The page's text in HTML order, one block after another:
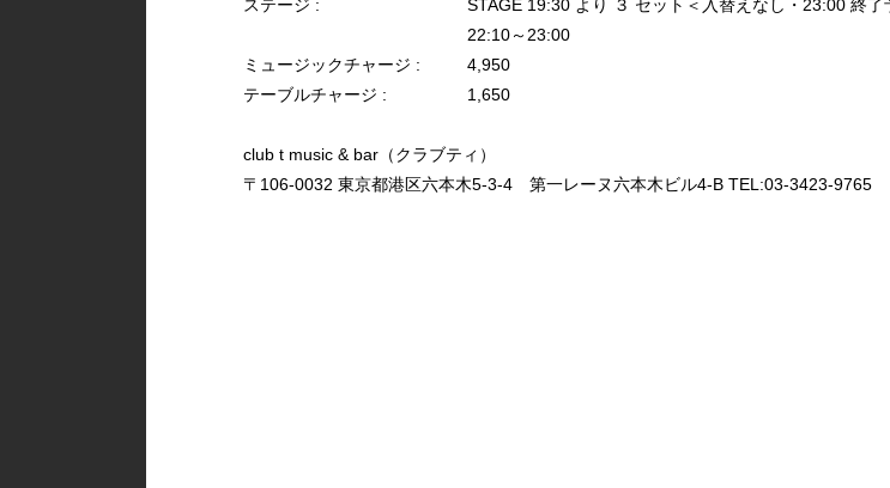
ステージ :
STAGE 19:30 より ３ セット＜入替えなし・23:00 終
22:10～23:00
ミュージックチャージ :
4,950
テーブルチャージ :
1,650
club t music & bar（クラブティ）
〒106-0032 東京都港区六本木5-3-4 第一レーヌ六本木ビル4-B TEL:03-3423-9765